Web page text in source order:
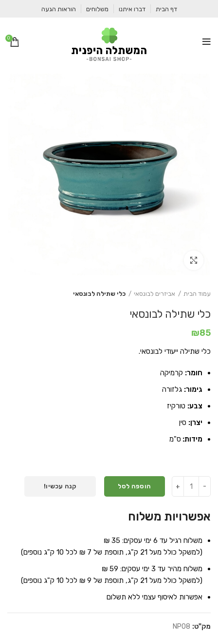
דף הבית דברו איתנו משלוחים הוראות הגעה
0
עמוד הבית אביזרים לבונסאי כלי שתילה לבונסאי
כלי שתילה לבונסאי
₪85
כלי שתילה ייעודי לבונסאי.
חומר: קרמיקה
גימור: גלזורה
צבע: טורקיז
יצרן: סין
מידות: ס"מ
הוספה לסל קנה עכשיו!
אפשרויות משלוח
משלוח רגיל עד 6 ימי עסקים: 35 ₪
(למשקל כולל מעל 21 ק"ג, תוספת של 7 ₪ לכל 10 ק"ג נוספים)
משלוח מהיר עד 3 ימי עסקים: 59 ₪
(למשקל כולל מעל 21 ק"ג, תוספת של 9 ₪ לכל 10 ק"ג נוספים)
אפשרות לאיסוף עצמי ללא תשלום
מק"ט: NP08